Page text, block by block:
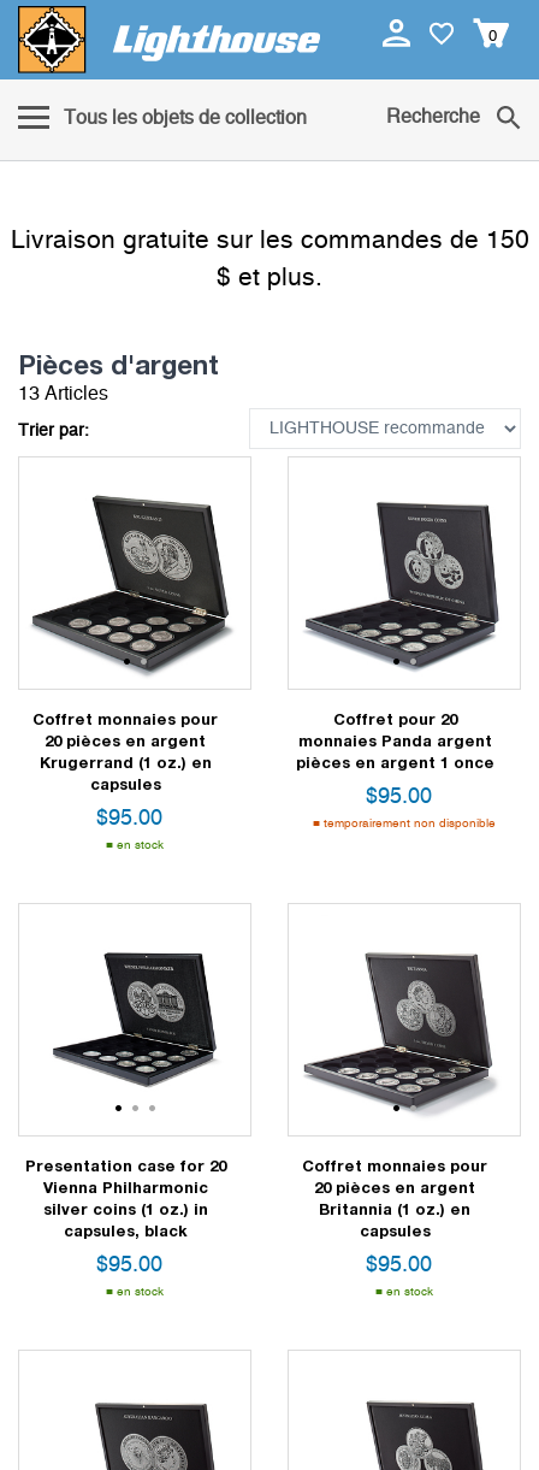
0
Tous les objets de collection Recherche
Livraison gratuite sur les commandes de 150
$ et plus.
Pièces d'argent
13 Articles
Trier par:
12
Coffret monnaies pour
20 pièces en argent
Krugerrand (1 oz.) en
capsules
$95.00
en stock
12
Coffret pour 20
monnaies Panda argent
pièces en argent 1 once
$95.00
temporairement non disponible
1 2 3
Presentation case for 20
Vienna Philharmonic
silver coins (1 oz.) in
capsules, black
$95.00
en stock
12
Coffret monnaies pour
20 pièces en argent
Britannia (1 oz.) en
capsules
$95.00
en stock